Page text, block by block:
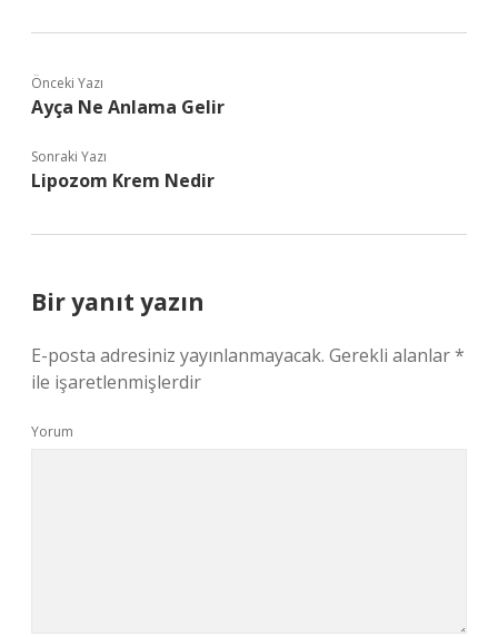
Önceki Yazı
Ayça Ne Anlama Gelir
Sonraki Yazı
Lipozom Krem Nedir
Bir yanıt yazın
E-posta adresiniz yayınlanmayacak. Gerekli alanlar*
ile işaretlenmişlerdir
Yorum